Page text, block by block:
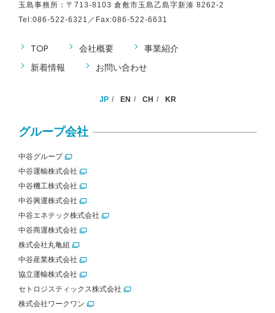
玉島事務所：〒713-8103 倉敷市玉島乙島字新湊 8262-2
Tel:086-522-6321 ／Fax:086-522-6631
TOP 会社概要
事業紹介
新着情報
お問い合わせ
JP EN CH KR
グループ会社
中谷グループ
中谷運輸株式会社
中谷機工株式会社
中谷興運株式会社
中谷エネテック株式会社
中谷商運株式会社
株式会社丸亀組
中谷産業株式会社
協立運輸株式会社
セトロジスティックス株式会社
株式会社ワークワン